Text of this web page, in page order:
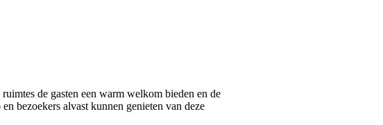
de gasten een warm welkom bieden en de
bezoekers alvast kunnen genieten van deze